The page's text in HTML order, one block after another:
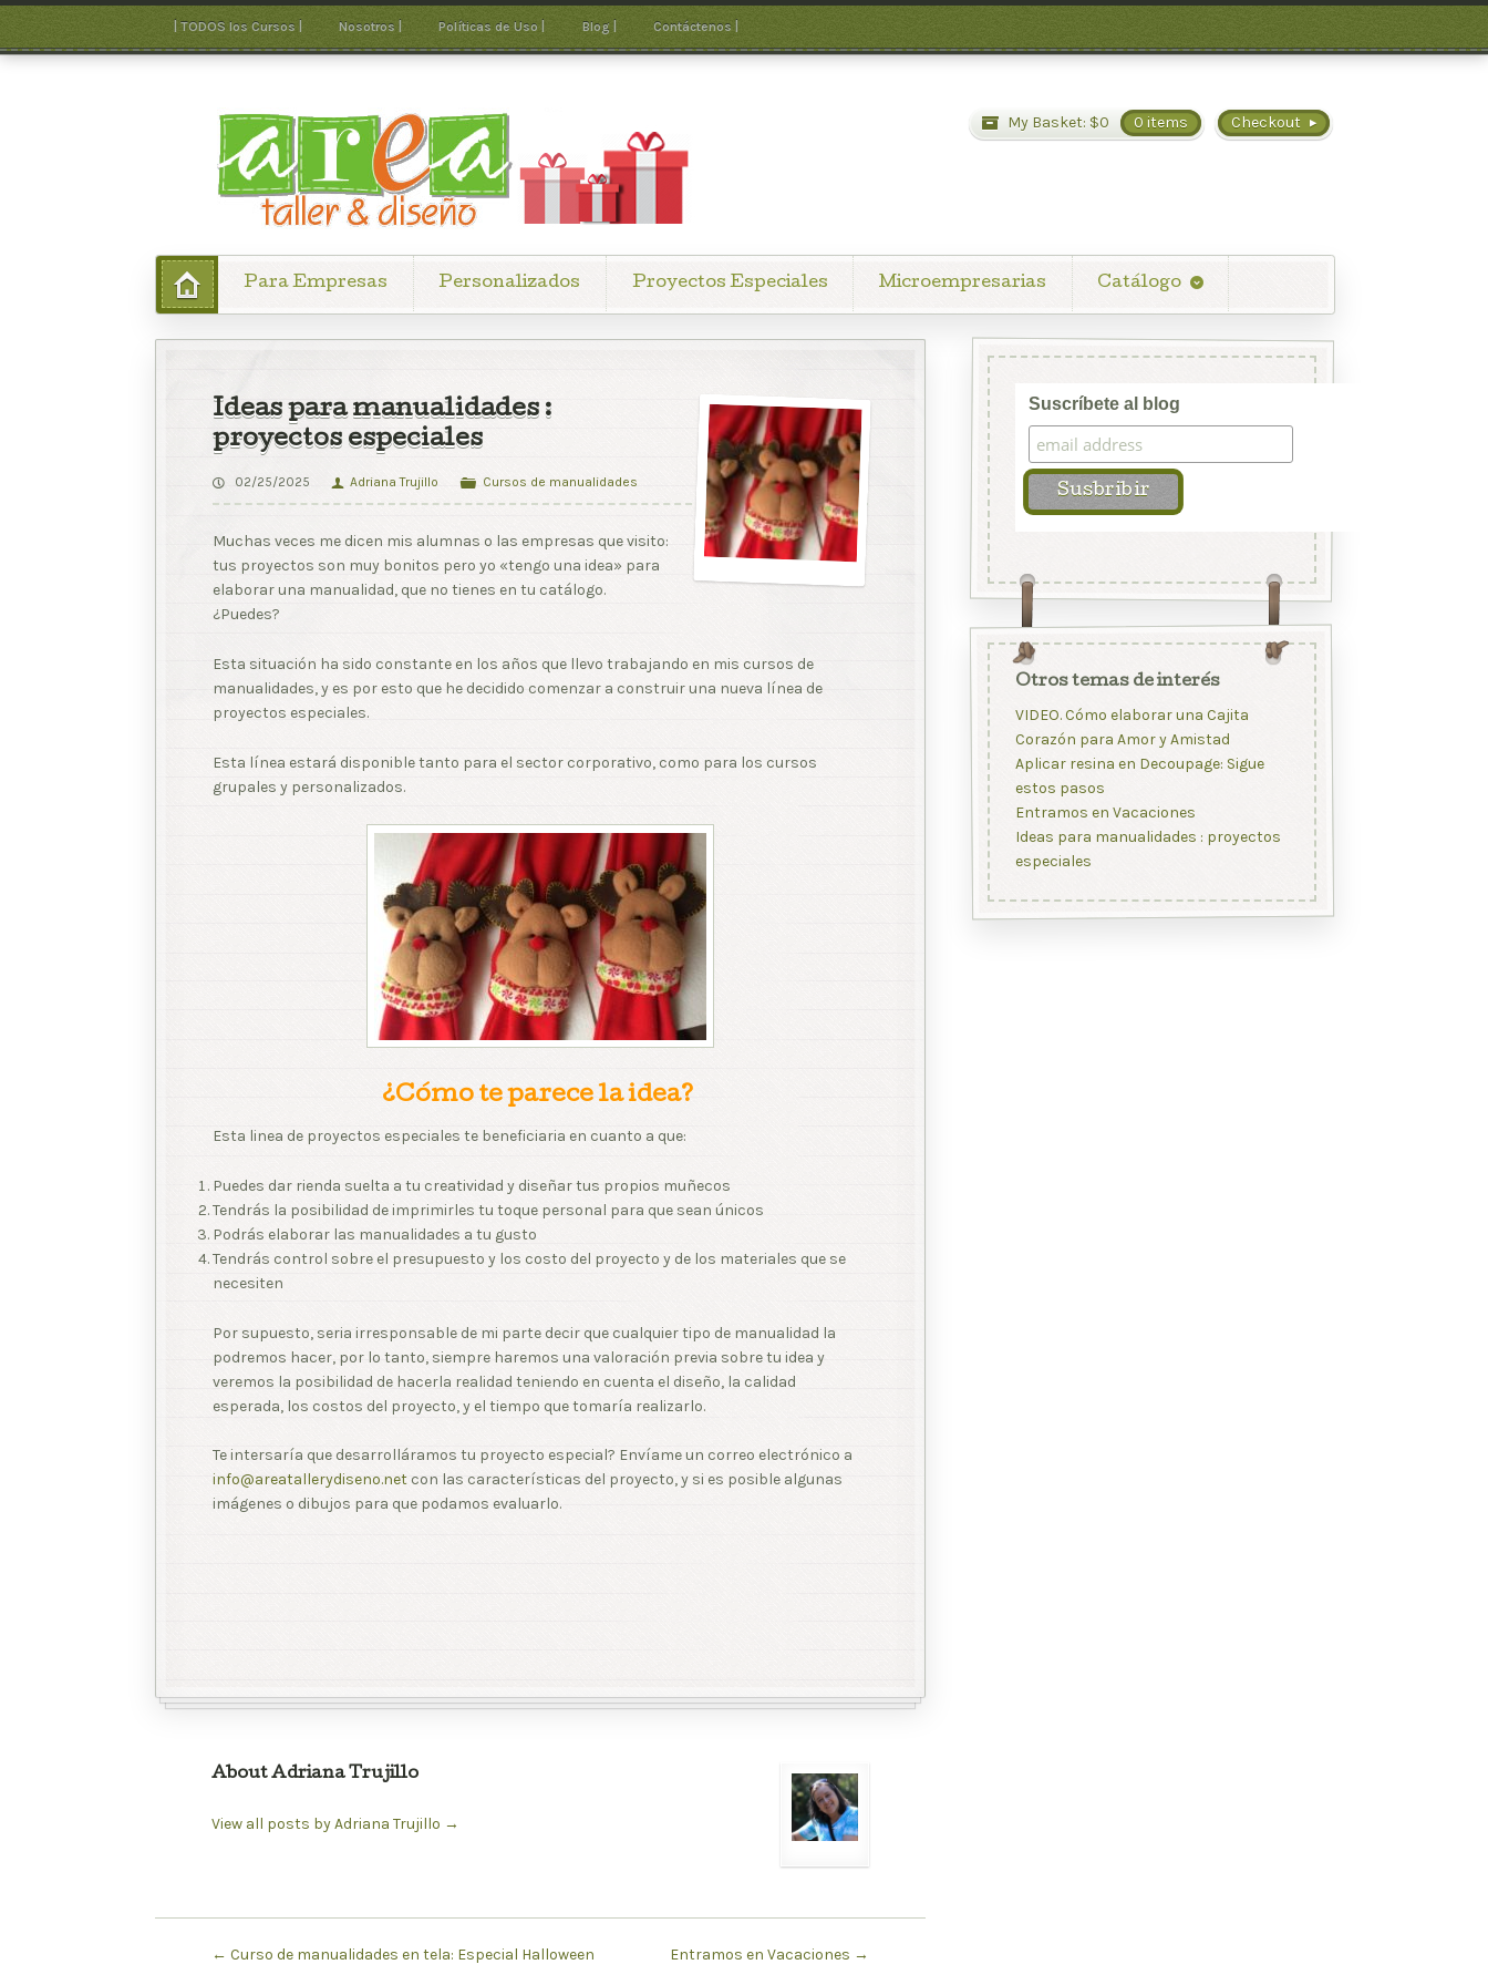
| TODOS los Cursos | Nosotros | Políticas de Uso | Blog | Contáctenos |
Checkout
My Basket: $0 0 items
Para Empresas Personalizados Proyectos Especiales Microempresarias Catálogo
Ideas para manualidades :
proyectos especiales
02/25/2025 Adriana Trujillo Cursos de manualidades
Muchas veces me dicen mis alumnas o las empresas que visito:
tus proyectos son muy bonitos pero yo «tengo una idea» para
elaborar una manualidad, que no tienes en tu catálogo.
¿Puedes?
Esta situación ha sido constante en los años que llevo trabajando en mis cursos de
manualidades, y es por esto que he decidido comenzar a construir una nueva línea de
proyectos especiales.
Esta línea estará disponible tanto para el sector corporativo, como para los cursos
grupales y personalizados.
¿Cómo te parece la idea?
Esta linea de proyectos especiales te beneficiaria en cuanto a que:
Puedes dar rienda suelta a tu creatividad y diseñar tus propios muñecos
Tendrás la posibilidad de imprimirles tu toque personal para que sean únicos
Podrás elaborar las manualidades a tu gusto
Tendrás control sobre el presupuesto y los costo del proyecto y de los materiales que se
necesiten
Por supuesto, seria irresponsable de mi parte decir que cualquier tipo de manualidad la
podremos hacer, por lo tanto, siempre haremos una valoración previa sobre tu idea y
veremos la posibilidad de hacerla realidad teniendo en cuenta el diseño, la calidad
esperada, los costos del proyecto, y el tiempo que tomaría realizarlo.
Te intersaría que desarrolláramos tu proyecto especial? Envíame un correo electrónico a
info@areatallerydiseno.netcon las características del proyecto, y si es posible algunas
imágenes o dibujos para que podamos evaluarlo.
About Adriana Trujillo
View all posts by Adriana Trujillo →
← Curso de manualidades en tela: Especial Halloween Entramos en Vacaciones →
Suscríbete al blog
Otros temas de interés
VIDEO. Cómo elaborar una Cajita
Corazón para Amor y Amistad
Aplicar resina en Decoupage: Sigue
estos pasos
Entramos en Vacaciones
Ideas para manualidades : proyectos
especiales